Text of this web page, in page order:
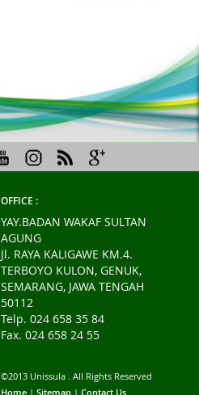
OFFICE :
YAY.BADAN WAKAF SULTAN
AGUNG
Jl. RAYA KALIGAWE KM.4.
TERBOYO KULON, GENUK,
SEMARANG, JAWA TENGAH
50112
Telp. 024 658 35 84
Fax. 024 658 24 55
©2013 Unissula . All Rights Reserved
Home |Sitemap |Contact Us